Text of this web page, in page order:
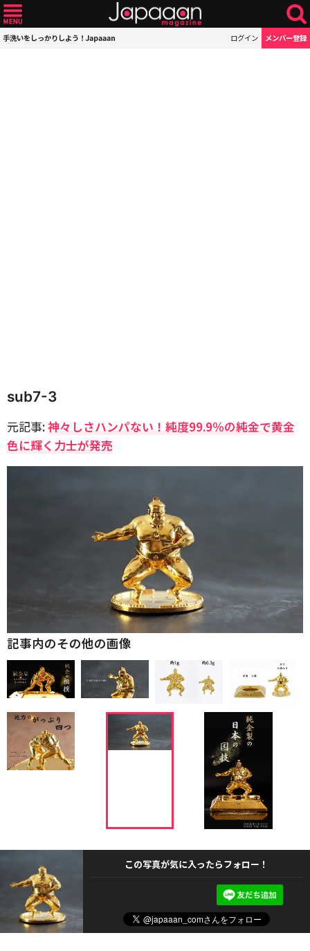
手洗いをしっかりしよう！Japaaan ログイン メンバー登録
sub7-3
元記事:神々しさハンパない！純度99.9％の純金で黄金
色に輝く力士が発売
記事内のその他の画像
この写真が気に入ったらフォロー！